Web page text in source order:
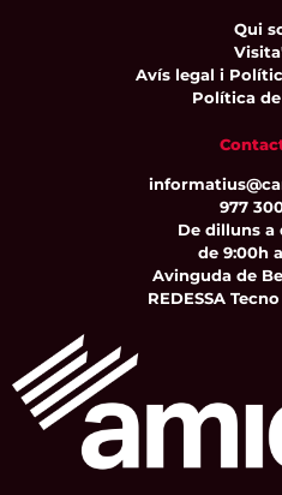
Qui
Avís legal i
Política
977
De dilluns a
de 9:00h
Avinguda de
REDESSA